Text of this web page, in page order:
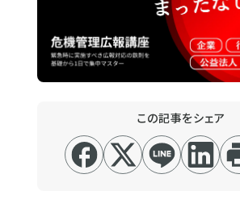
この記事をシェア